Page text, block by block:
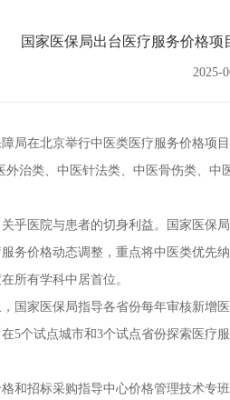
国家医保局出台医疗服务价格
2025-
在北京举行中医类医疗服务价格项目
外治类、中医针法类、中医骨伤类、
医院与患者的切身利益。国家医保局
务价格动态调整，重点将中医类优先
所有学科中居首位。
家医保局指导各省份每年审核新增医
5个试点城市和3个试点省份探索医疗
招标采购指导中心价格管理技术专